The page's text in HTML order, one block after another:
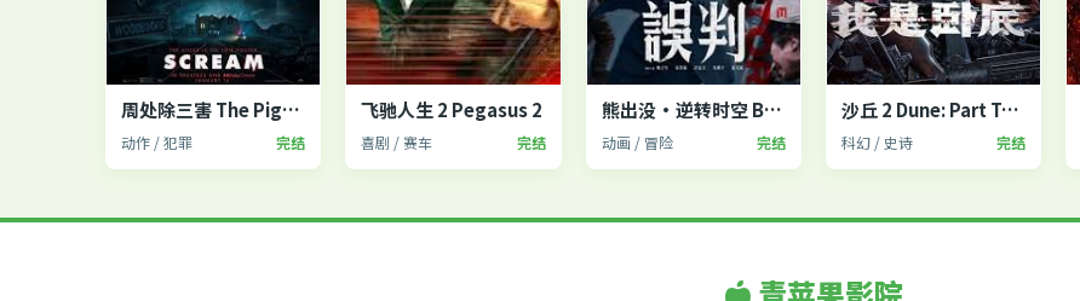
周处除三害 The Pig, the Snake and the Pigeon
动作 / 犯罪 完结
飞驰人生 2 Pegasus 2
喜剧 / 赛车 完结
熊出没·逆转时空 Boonie Bears
动画 / 冒险 完结
沙丘 2 Dune: Part Two
科幻 / 史诗 完结